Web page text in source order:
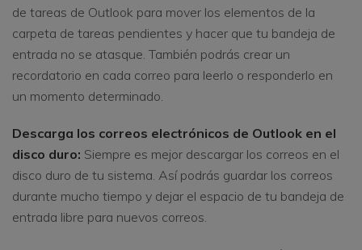
de tareas de Outlook para mover los elementos de la
carpeta de tareas pendientes y hacer que tu bandeja de
entrada no se atasque. También podrás crear un
recordatorio en cada correo para leerlo o responderlo en
un momento determinado.
Descarga los correos electrónicos de Outlook en el
disco duro: Siempre es mejor descargar los correos en el
disco duro de tu sistema. Así podrás guardar los correos
durante mucho tiempo y dejar el espacio de tu bandeja de
entrada libre para nuevos correos.